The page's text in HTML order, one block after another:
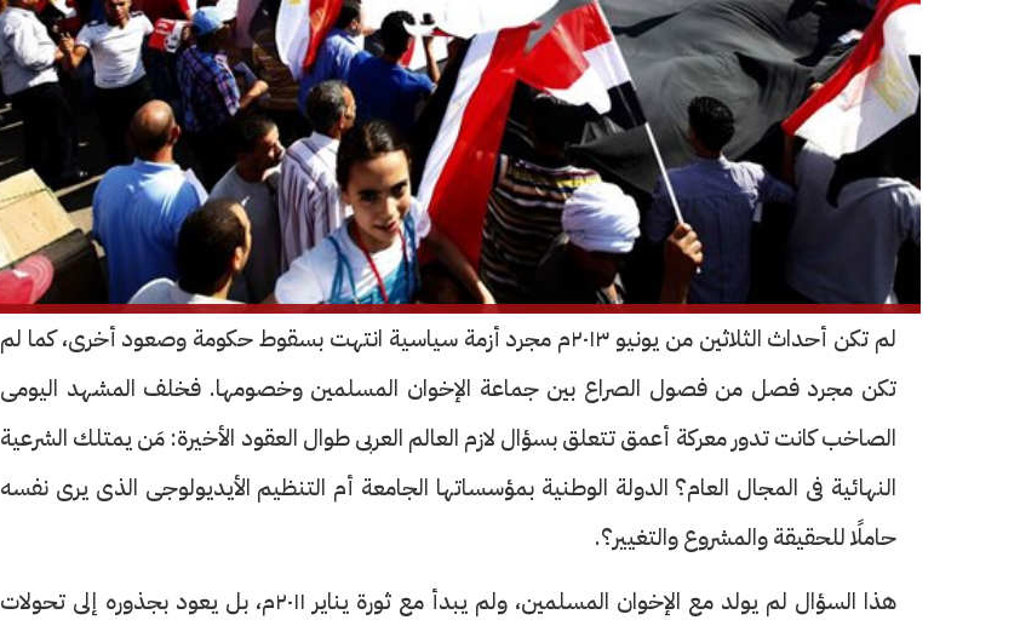
لم تكن أحداث الثلاثين من يونيو ٢٠١٣م مجرد أزمة سياسية انتهت بسقوط حكومة وصعود أخرى، كما لم
تكن مجرد فصل من فصول الصراع بين جماعة الإخوان المسلمين وخصومها. فخلف المشهد اليومى
الصاخب كانت تدور معركة أعمق تتعلق بسؤال لازم العالم العربى طوال العقود الأخيرة: مَن يمتلك الشرعية
النهائية فى المجال العام؟ الدولة الوطنية بمؤسساتها الجامعة أم التنظيم الأيديولوجى الذى يرى نفسه
حاملًا للحقيقة والمشروع والتغيير؟.
هذا السؤال لم يولد مع الإخوان المسلمين، ولم يبدأ مع ثورة يناير ٢٠١١م، بل يعود بجذوره إلى تحولات